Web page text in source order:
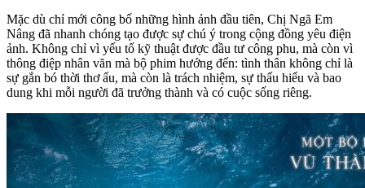
Mặc dù chỉ mới công bố những hình ảnh đầu tiên, Chị Ngã Em
Nâng đã nhanh chóng tạo được sự chú ý trong cộng đồng yêu điện
ảnh. Không chỉ vì yếu tố kỹ thuật được đầu tư công phu, mà còn vì
thông điệp nhân văn mà bộ phim hướng đến: tình thân không chỉ là
sự gắn bó thời thơ ấu, mà còn là trách nhiệm, sự thấu hiểu và bao
dung khi mỗi người đã trưởng thành và có cuộc sống riêng.